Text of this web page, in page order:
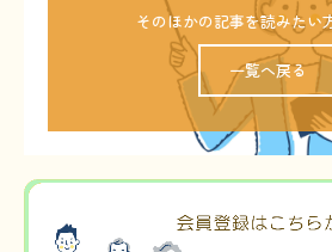
そのほかの記事を読みたい
一覧へ戻る